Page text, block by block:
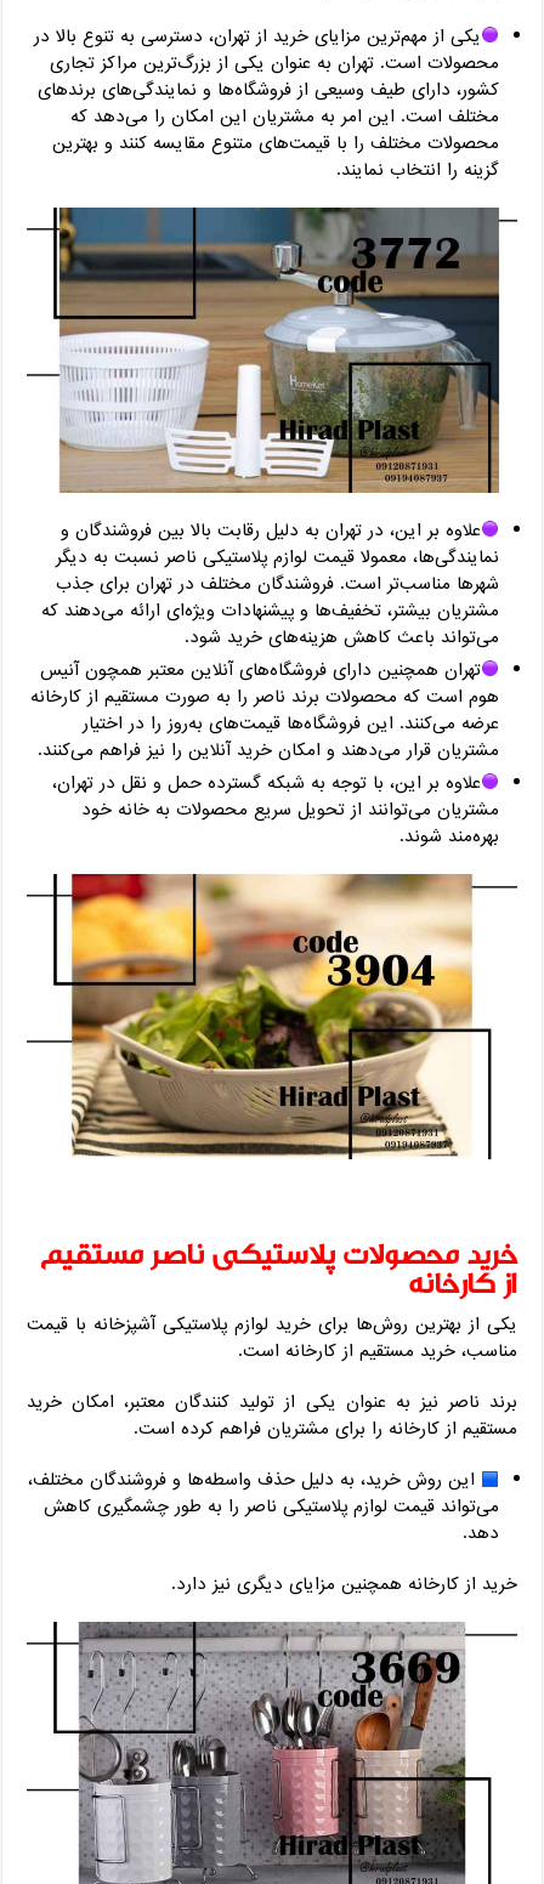
یکی از مهم‌ترین مزایای خرید از تهران، دسترسی به تنوع بالا در
محصولات است. تهران به عنوان یکی از بزرگ‌ترین مراکز تجاری
کشور، دارای طیف وسیعی از فروشگاه‌ها و نمایندگی‌های برندهای
مختلف است. این امر به مشتریان این امکان را می‌دهد که
محصولات مختلف را با قیمت‌های متنوع مقایسه کنند و بهترین
گزینه را انتخاب نمایند.
علاوه بر این، در تهران به دلیل رقابت بالا بین فروشندگان و
نمایندگی‌ها، معمولا قیمت لوازم پلاستیکی ناصر نسبت به دیگر
شهرها مناسب‌تر است. فروشندگان مختلف در تهران برای جذب
مشتریان بیشتر، تخفیف‌ها و پیشنهادات ویژه‌ای ارائه می‌دهند که
می‌تواند باعث کاهش هزینه‌های خرید شود.
تهران همچنین دارای فروشگاه‌های آنلاین معتبر همچون آنیس
هوم است که محصولات برند ناصر را به صورت مستقیم از کارخانه
عرضه می‌کنند. این فروشگاه‌ها قیمت‌های به‌روز را در اختیار
مشتریان قرار می‌دهند و امکان خرید آنلاین را نیز فراهم می‌کنند.
علاوه بر این، با توجه به شبکه گسترده حمل و نقل در تهران،
مشتریان می‌توانند از تحویل سریع محصولات به خانه خود
بهره‌مند شوند.
خرید محصولات پلاستیکی ناصر مستقیم
از کارخانه
یکی از بهترین روش‌ها برای خرید لوازم پلاستیکی آشپزخانه با قیمت
مناسب، خرید مستقیم از کارخانه است.
برند ناصر نیز به عنوان یکی از تولید کنندگان معتبر، امکان خرید
مستقیم از کارخانه را برای مشتریان فراهم کرده است.
این روش خرید، به دلیل حذف واسطه‌ها و فروشندگان مختلف،
می‌تواند قیمت لوازم پلاستیکی ناصر را به طور چشمگیری کاهش
دهد.
خرید از کارخانه همچنین مزایای دیگری نیز دارد.